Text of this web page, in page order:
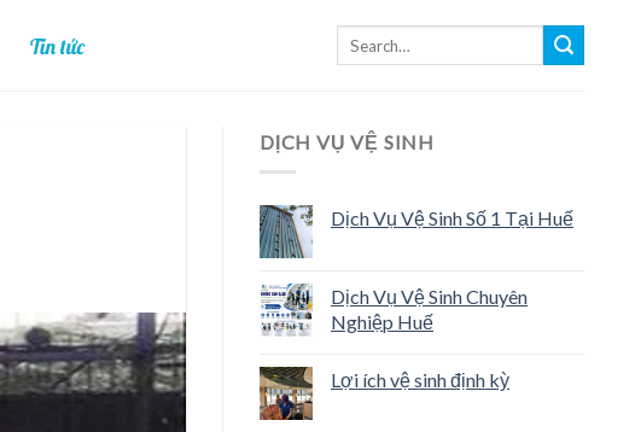
Tin tức
DỊCH VỤ VỆ SINH
Dịch Vụ Vệ Sinh Số 1 Tại Huế
Dịch Vụ Vệ Sinh Chuyên
Nghiệp Huế
Lợi ích vệ sinh định kỳ